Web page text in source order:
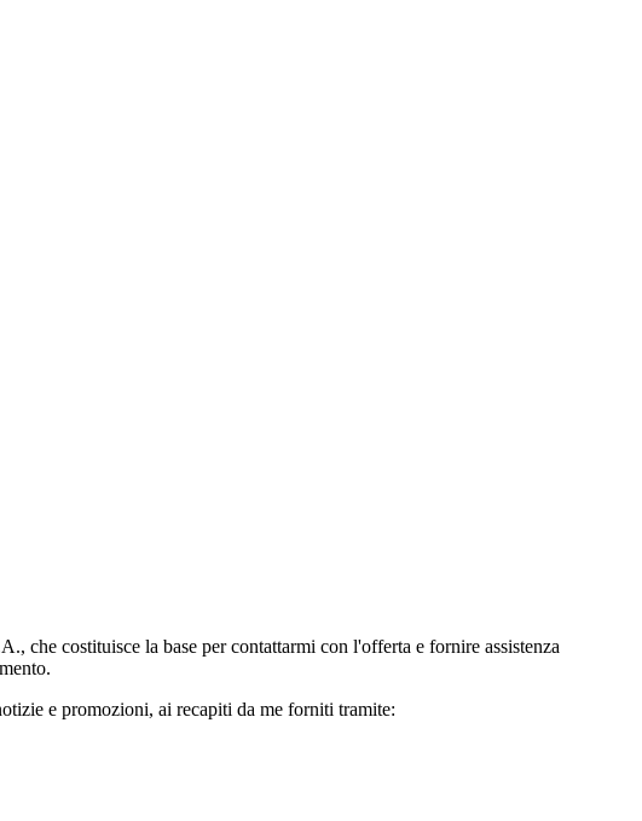
costituisce la base per contattarmi con l'offerta e fornire assistenza
e promozioni, ai recapiti da me forniti tramite: